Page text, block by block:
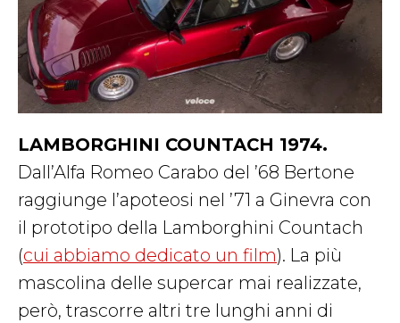
LAMBORGHINI COUNTACH 1974.
Dall’Alfa Romeo Carabo del ’68 Bertone
raggiunge l’apoteosi nel ’71 a Ginevra con
il prototipo della Lamborghini Countach
(cui abbiamo dedicato un film). La più
mascolina delle supercar mai realizzate,
però, trascorre altri tre lunghi anni di